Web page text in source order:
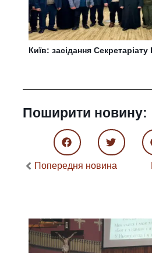
Київ: засідання
Поширити новину:
Попередня новина